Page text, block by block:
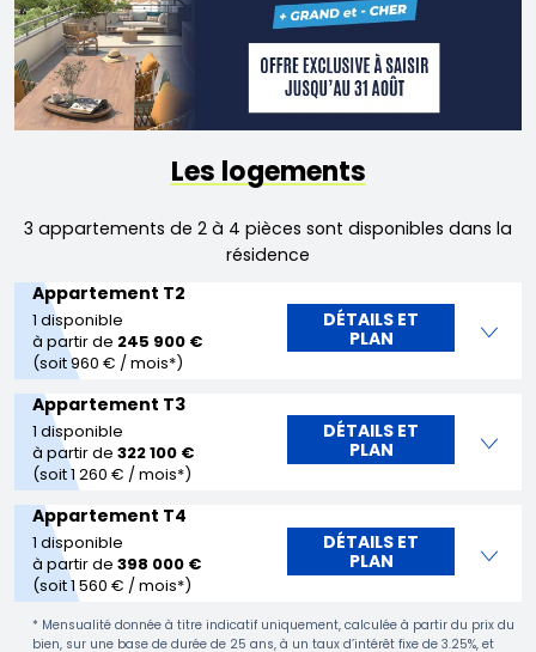
Les logements
3 appartements de 2 à 4 pièces sont disponibles dans la
résidence
Appartement T2
1 disponible
à partir de 245 900 €
(soit 960 € / mois*)
DÉTAILS ET
PLAN
Appartement T3
1 disponible
à partir de322 100 €
(soit 1 260 € / mois*)
DÉTAILS ET
PLAN
Appartement T4
1 disponible
à partir de398 000 €
(soit 1 560 € / mois*)
DÉTAILS ET
PLAN
* Mensualité donnée à titre indicatif uniquement, calculée à partir du prix du
bien, sur une base de durée de 25 ans, à un taux d’intérêt fixe de 3.25%, et